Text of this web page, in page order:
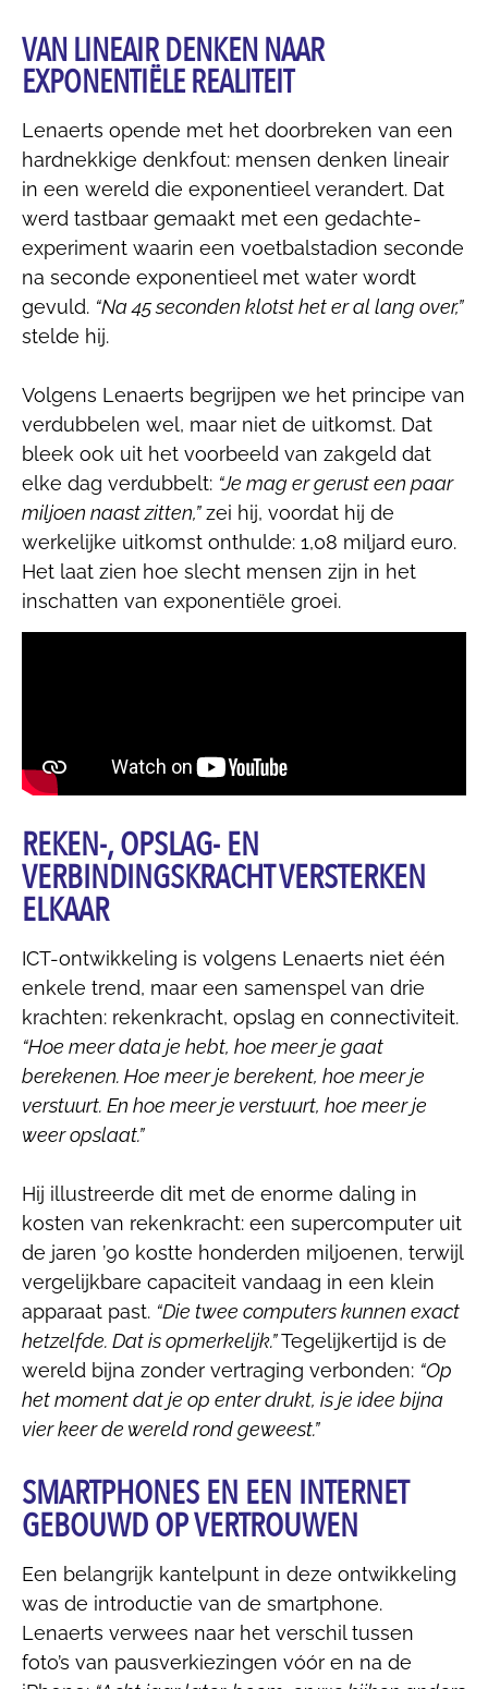
VAN LINEAIR DENKEN NAAR
EXPONENTIËLE REALITEIT
Lenaerts opende met het doorbreken van een
hardnekkige denkfout: mensen denken lineair
in een wereld die exponentieel verandert. Dat
werd tastbaar gemaakt met een gedachte-
experiment waarin een voetbalstadion seconde
na seconde exponentieel met water wordt
gevuld. “Na 45 seconden klotst het er al lang over,”
stelde hij.
Volgens Lenaerts begrijpen we het principe van
verdubbelen wel, maar niet de uitkomst. Dat
bleek ook uit het voorbeeld van zakgeld dat
elke dag verdubbelt: “Je mag er gerust een paar
miljoen naast zitten,”zei hij, voordat hij de
werkelijke uitkomst onthulde: 1,08 miljard euro.
Het laat zien hoe slecht mensen zijn in het
inschatten van exponentiële groei.
REKEN-, OPSLAG- EN
VERBINDINGSKRACHT VERSTERKEN
ELKAAR
ICT-ontwikkeling is volgens Lenaerts niet één
enkele trend, maar een samenspel van drie
krachten: rekenkracht, opslag en connectiviteit.
“Hoe meer data je hebt, hoe meer je gaat
berekenen. Hoe meer je berekent, hoe meer je
verstuurt. En hoe meer je verstuurt, hoe meer je
weer opslaat.”
Hij illustreerde dit met de enorme daling in
kosten van rekenkracht: een supercomputer uit
de jaren ’90 kostte honderden miljoenen, terwijl
vergelijkbare capaciteit vandaag in een klein
apparaat past. “Die twee computers kunnen exact
hetzelfde. Dat is opmerkelijk.”Tegelijkertijd is de
wereld bijna zonder vertraging verbonden: “Op
het moment dat je op enter drukt, is je idee bijna
vier keer de wereld rond geweest.”
SMARTPHONES EN EEN INTERNET
GEBOUWD OP VERTROUWEN
Een belangrijk kantelpunt in deze ontwikkeling
was de introductie van de smartphone.
Lenaerts verwees naar het verschil tussen
foto’s van pausverkiezingen vóór en na de